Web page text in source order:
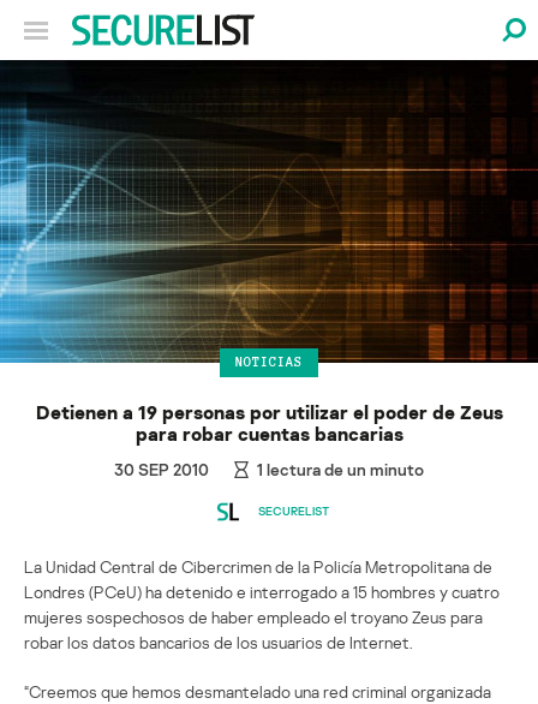
NOTICIAS
Detienen a 19 personas por utilizar el poder de Zeus
para robar cuentas bancarias
30 SEP 2010 1 lectura de un minuto
SECURELIST
La Unidad Central de Cibercrimen de la Policía Metropolitana de
Londres (PCeU) ha detenido e interrogado a 15 hombres y cuatro
mujeres sospechosos de haber empleado el troyano Zeus para
robar los datos bancarios de los usuarios de Internet.
“Creemos que hemos desmantelado una red criminal organizada